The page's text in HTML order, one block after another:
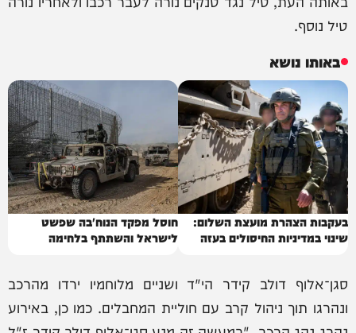
טיל נוסף.
באותו נושא
בעקבות הצהרת מועצת השלום:
שינוי במדיניות החיסולים בעזה
חוסל מפקד הנוח'בה שפשט
לישראל והשתתף בלחימה
סגן־אלוף דולב קידר הי"ד ושניים מלוחמיו ירדו מהרכב
ונהרגו תוך ניהול קרב עם חוליית המחבלים. כמו כן, באירוע